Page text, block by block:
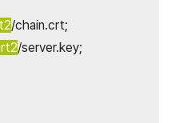
/chain.crt;
/server.key;